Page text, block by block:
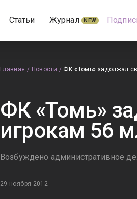
Статьи Журнал NEW
Главная / Новости / ФК «Томь» задолжал
ФК «Томь»
игрокам 56
Возбуждено административное
29 ноября 2012